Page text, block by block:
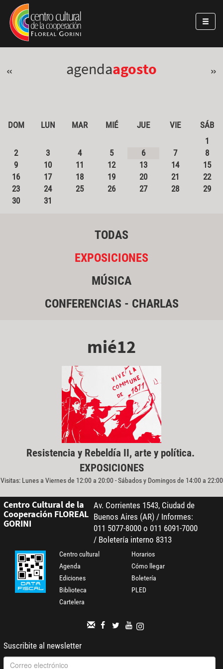
Pasar al contenido principal
Jump to main content
« agendaagosto »
DOM LUN MAR MIÉ JUE VIE
SÁB
1
2
3 4 5 6 7
8
9
10 11 12 13 14
15
16
17 18 19 20 21
22
23
24 25 26 27 28
29
30
31
TODAS
EXPOSICIONES
MÚSICA
CONFERENCIAS - CHARLAS
mié12
Resistencia y Rebeldía II, arte y política.
EXPOSICIONES
Visitas: Lunes a Viernes de 12:00 a 20:00 - Sábados y Domingos de 14:00 a 22:00
Centro Cultural de la
Cooperación FLOREAL
GORINI
Av. Corrientes 1543, Ciudad de
Buenos Aires (AR) / Informes:
011 5077-8000 o 011 6091-7000
/ Boletería interno 8313
Centro cultural
Agenda
Ediciones
Biblioteca
Cartelera
Horarios
Cómo llegar
Boletería
PLED
Suscribite al newsletter